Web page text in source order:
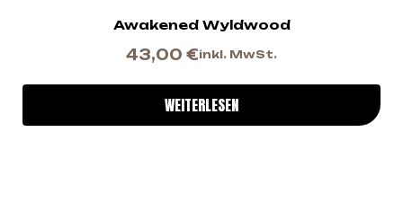
Awakened Wyldwood
43,00 €inkl. MwSt.
WEITERLESEN